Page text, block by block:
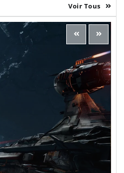
Voir Tous